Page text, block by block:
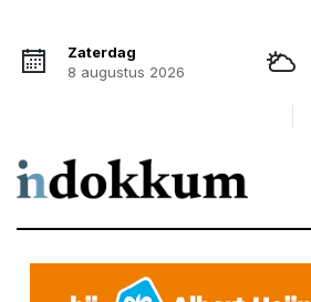
Zaterdag
8 augustus 2026